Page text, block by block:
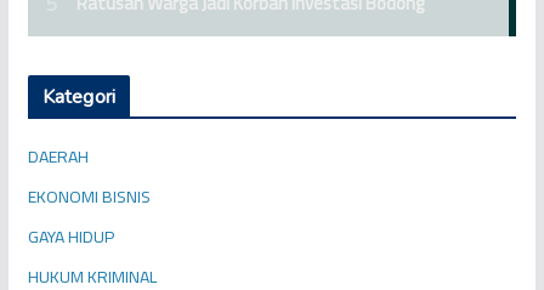
Kategori
DAERAH
EKONOMI BISNIS
GAYA HIDUP
HUKUM KRIMINAL